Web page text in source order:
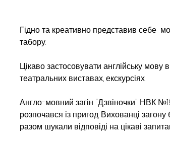
Гідно та креативно представив себе
табору.
Цікаво застосовувати англійську
театральних виставах, екскурсіях.
Англо-мовний загін "Дзвіночки" НВК
розпочався із пригод. Вихованці загону
разом шукали відповіді на цікаві